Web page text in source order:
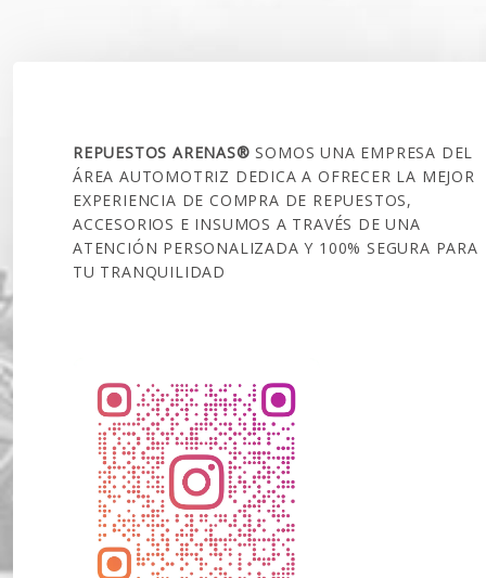
REPUESTOS ARENAS®SOMOS UNA EMPRESA DEL
ÁREA AUTOMOTRIZ DEDICA A OFRECER LA MEJOR
EXPERIENCIA DE COMPRA DE REPUESTOS,
ACCESORIOS E INSUMOS A TRAVÉS DE UNA
ATENCIÓN PERSONALIZADA Y 100% SEGURA PARA
TU TRANQUILIDAD